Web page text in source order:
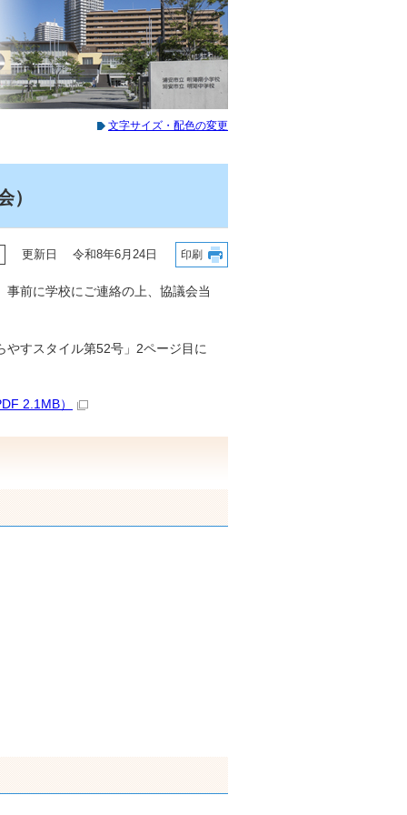
文字サイズ・配色の変更
）
更新日 令和8年6月24日 印刷
前に学校にご連絡の上、協議会当
やすスタイル第52号」2ページ目に
2.1MB）